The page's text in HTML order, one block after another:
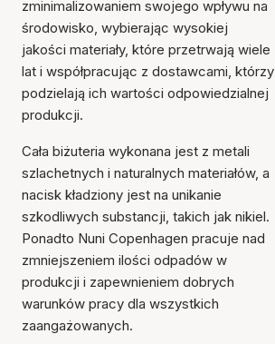
zminimalizowaniem swojego wpływu na
środowisko, wybierając wysokiej
jakości materiały, które przetrwają wiele
lat i współpracując z dostawcami, którzy
podzielają ich wartości odpowiedzialnej
produkcji.
Cała biżuteria wykonana jest z metali
szlachetnych i naturalnych materiałów, a
nacisk kładziony jest na unikanie
szkodliwych substancji, takich jak nikiel.
Ponadto Nuni Copenhagen pracuje nad
zmniejszeniem ilości odpadów w
produkcji i zapewnieniem dobrych
warunków pracy dla wszystkich
zaangażowanych.